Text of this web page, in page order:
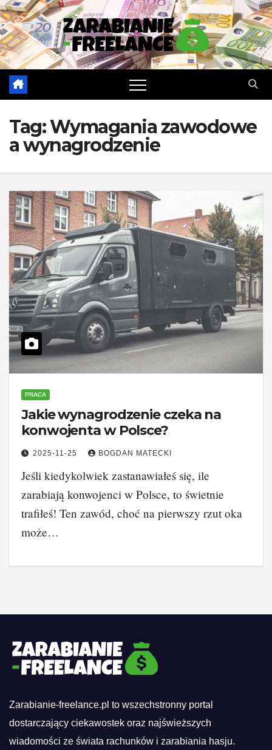
Skip
to
content
Tag:Wymagania zawodowe
a wynagrodzenie
PRACA
Jakie wynagrodzenie czeka na
konwojenta w Polsce?
2025-11-25 BOGDAN MATECKI
Jeśli kiedykolwiek zastanawiałeś się, ile
zarabiają konwojenci w Polsce, to świetnie
trafiłeś! Ten zawód, choć na pierwszy rzut oka
może…
Zarabianie-freelance.pl to wszechstronny portal
dostarczający ciekawostek oraz najświeższych
wiadomości ze świata rachunków i zarabiania hasju.